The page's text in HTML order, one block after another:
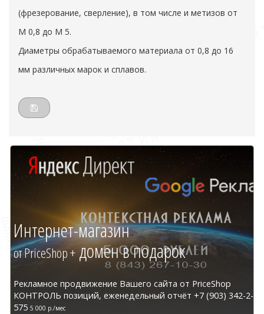
(фрезерование, сверление), в том числе и метизов от
М 0,8 до М 5.
Диаметры обрабатываемого материала от 0,8 до 16
мм различных марок и сплавов.
Интернет-магазин
от PriceShop +домен в подарок
Рекламное продвижение Вашего сайта от PriceShop
КОНТРОЛЬ позиций, еженедельный отчёт +7 (903) 342-2-
575 5 000 р./мес